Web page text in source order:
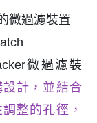
微過濾裝置
微過濾裝
計，並結合
整的孔徑，